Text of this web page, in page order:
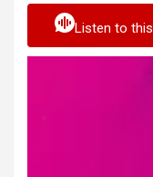
Listen to this